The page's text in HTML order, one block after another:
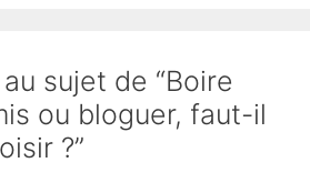
sujet de “Boire
ou bloguer, faut-il
?”